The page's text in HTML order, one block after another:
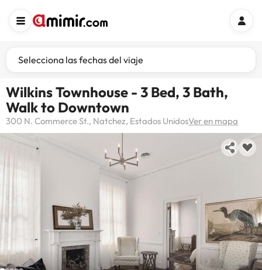
Selecciona las fechas del viaje
Wilkins Townhouse - 3 Bed, 3 Bath,
Walk to Downtown
300 N. Commerce St., Natchez, Estados UnidosVer en mapa